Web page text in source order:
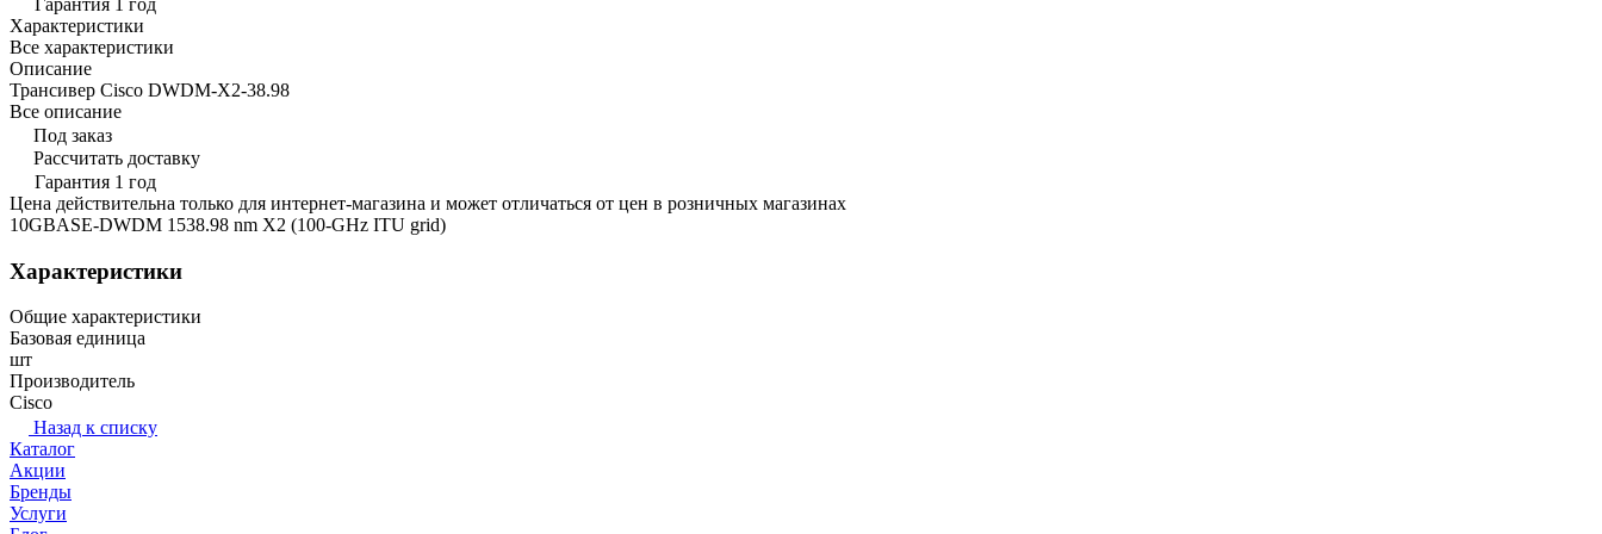
Характеристики
Все характеристики
Описание
Трансивер Cisco DWDM-X2-38.98
Все описание
Под заказ
Рассчитать доставку
Гарантия 1 год
Цена действительна только для интернет-магазина и может отличаться от цен в розничных магазинах
10GBASE-DWDM 1538.98 nm X2 (100-GHz ITU grid)
Характеристики
Общие характеристики
Базовая единица
шт
Производитель
Cisco
Назад к списку
Каталог
Акции
Бренды
Услуги